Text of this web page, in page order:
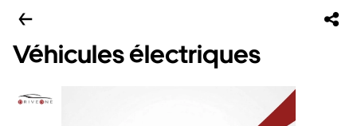
Véhicules électriques